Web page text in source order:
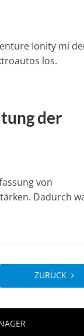
Ionity mi
los.
der
von
Dadurch
ZURÜCK